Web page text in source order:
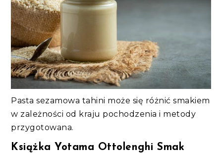
Pasta sezamowa tahini może się różnić smakiem
w zależności od kraju pochodzenia i metody
przygotowana.
Książka Yotama Ottolenghi Smak